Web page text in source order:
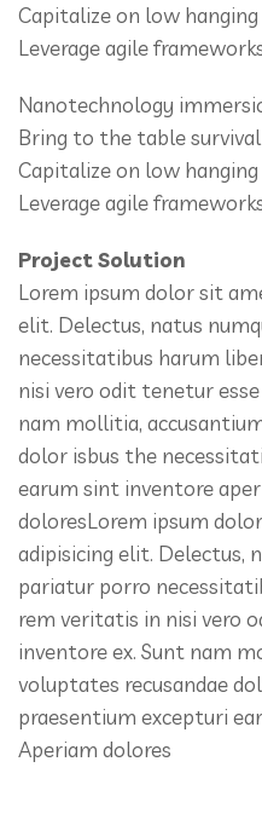
Capitalize on low
Leverage agile
Nanotechnology
Bring to the table
Capitalize on low
Leverage agile
Project Solution
Lorem ipsum dolor sit
elit. Delectus, natus
necessitatibus harum
nisi vero odit tenetur
nam mollitia,
dolor isbus the
earum sint inventore
doloresLorem ipsum
adipisicing elit. Delectus,
pariatur porro
rem veritatis in nisi vero
inventore ex. Sunt nam
voluptates recusandae
praesentium excepturi
Aperiam dolores